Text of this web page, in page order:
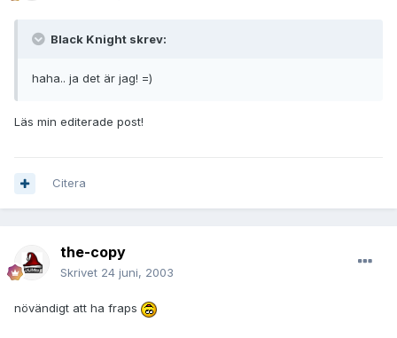
Black Knight skrev:
haha.. ja det är jag! =)
Läs min editerade post!
Citera
the-copy
Skrivet 24 juni, 2003
növändigt att ha fraps